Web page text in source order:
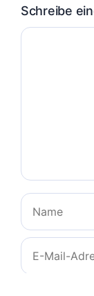
Schreibe
Kommentar
Name
E-
Mail-